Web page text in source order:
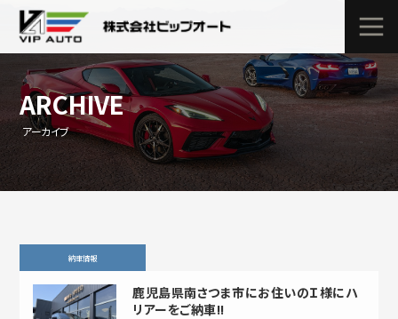
ARCHIVE
アーカイブ
納車情報
鹿児島県南さつま市にお住いのＩ様にハ
リアーをご納車!!